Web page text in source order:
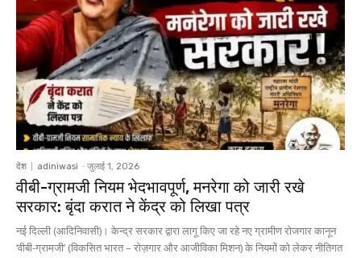
देश adiniwasi - जुलाई 1, 2026
वीबी-ग्रामजी नियम भेदभावपूर्ण, मनरेगा को जारी रखे
सरकार: बृंदा करात ने केंद्र को लिखा पत्र
नई दिल्ली (आदिनिवासी)। केन्द्र सरकार द्वारा लागू किए जा रहे नए ग्रामीण रोजगार कानून
‘वीबी-ग्रामजी’ (विकसित भारत – रोज़गार और आजीविका मिशन) के नियमों को लेकर नीतिगत